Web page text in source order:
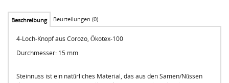
Beschreibung Beurteilungen (0)
4-Loch-Knopf aus Corozo, Ökotex-100
Durchmesser: 15 mm
Steinnuss ist ein natürliches Material, das aus den Samen/Nüssen